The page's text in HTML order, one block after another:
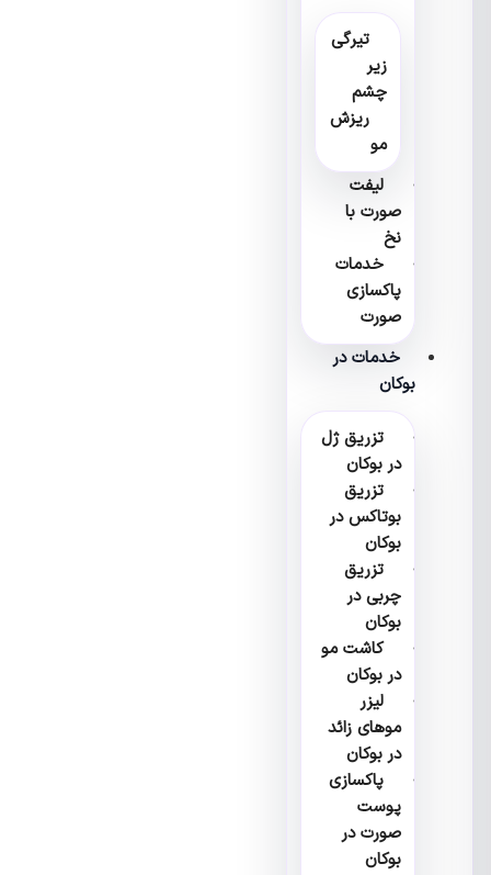
تیرگی
زیر
چشم
ریزش
مو
لیفت
صورت با
نخ
خدمات
پاکسازی
صورت
خدمات در
بوکان
تزریق ژل
در بوکان
تزریق
بوتاکس در
بوکان
تزریق
چربی در
بوکان
کاشت مو
در بوکان
لیزر
موهای زائد
در بوکان
پاکسازی
پوست
صورت در
بوکان